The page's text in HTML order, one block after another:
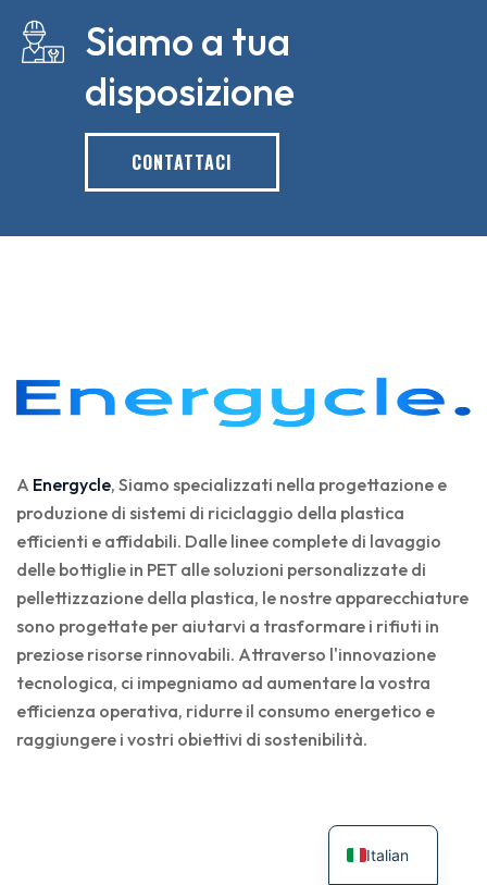
Siamo a tua
disposizione
CONTATTACI
A Energycle, Siamo specializzati nella progettazione e
produzione di sistemi di riciclaggio della plastica
efficienti e affidabili. Dalle linee complete di lavaggio
delle bottiglie in PET alle soluzioni personalizzate di
pellettizzazione della plastica, le nostre apparecchiature
sono progettate per aiutarvi a trasformare i rifiuti in
preziose risorse rinnovabili. Attraverso l'innovazione
tecnologica, ci impegniamo ad aumentare la vostra
efficienza operativa, ridurre il consumo energetico e
raggiungere i vostri obiettivi di sostenibilità.
Italian